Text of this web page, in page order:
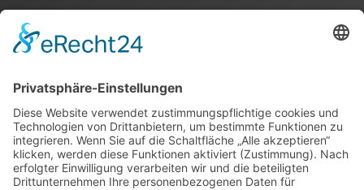
Spezialisten für:
Nahverkehr Transport Rhein-Main
UK-Transporte
Lagerlogistik